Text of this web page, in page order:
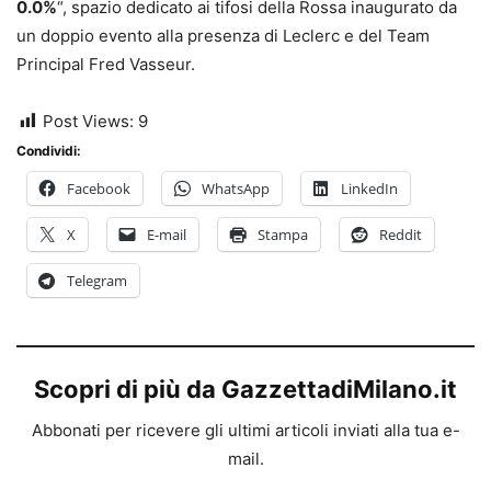
0.0%“, spazio dedicato ai tifosi della Rossa inaugurato da
un doppio evento alla presenza di Leclerc e del Team
Principal Fred Vasseur.
Post Views: 9
Condividi:
Facebook WhatsApp LinkedIn
X E-mail Stampa Reddit
Telegram
Scopri di più da GazzettadiMilano.it
Abbonati per ricevere gli ultimi articoli inviati alla tua e-
mail.